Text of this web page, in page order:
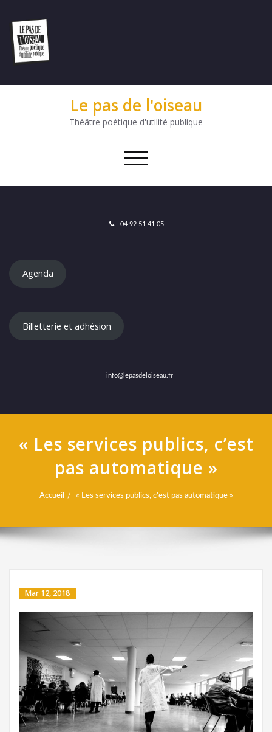
Le pas de l'oiseau
Théâtre poétique d'utilité publique
Afficher/masquer
navigation
04 92 51 41 05
Agenda
Billetterie et adhésion
info@lepasdeloiseau.fr
« Les services publics, c’est
pas automatique »
Accueil « Les services publics, c’est pas automatique »
Mar 12, 2018